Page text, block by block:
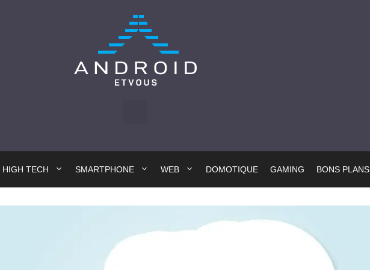
HIGH TECH SMARTPHONE WEB DOMOTIQUE GAMING BONS PLANS